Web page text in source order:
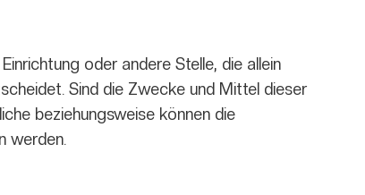
oder andere Stelle, die allein
Sind die Zwecke und Mittel dieser
beziehungsweise können die
werden.